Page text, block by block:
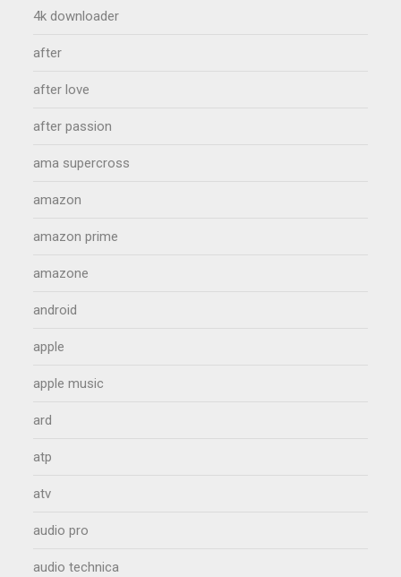
4k downloader
after
after love
after passion
ama supercross
amazon
amazon prime
amazone
android
apple
apple music
ard
atp
atv
audio pro
audio technica